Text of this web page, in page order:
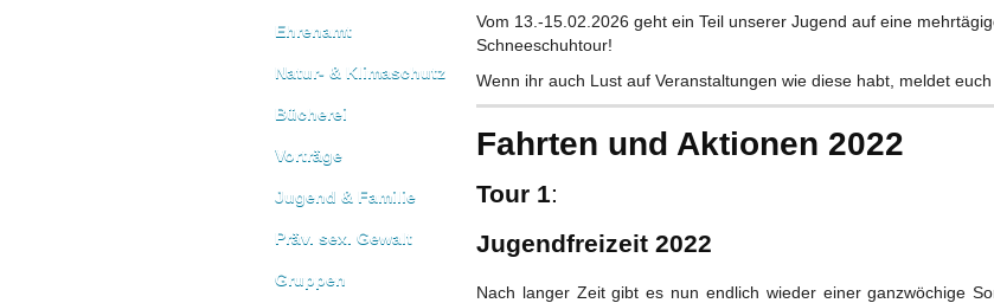
Ehrenamt
Natur- & Klimaschutz
Bücherei
Vorträge
Jugend & Familie
Präv. sex. Gewalt
Gruppen
Vom 13.-15.02.2026 geht ein Teil unserer Jugend auf eine
Schneeschuhtour!
Wenn ihr auch Lust auf Veranstaltungen wie diese habt, meldet
Fahrten und Aktionen 2022
Tour 1:
Jugendfreizeit 2022
Nach langer Zeit gibt es nun endlich wieder einer ganzwöchige